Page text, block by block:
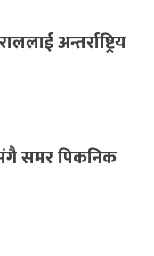
अन्तर्राष्ट्रिय
समर पिकनिक